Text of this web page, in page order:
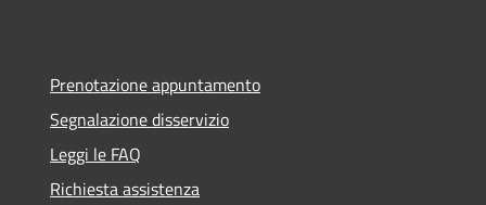
Prenotazione appuntamento
Segnalazione disservizio
Leggi le FAQ
Richiesta assistenza